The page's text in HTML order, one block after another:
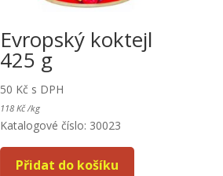
Evropský koktejl
425 g
50 Kč s DPH
118 Kč /kg
Katalogové číslo: 30023
Přidat do košíku